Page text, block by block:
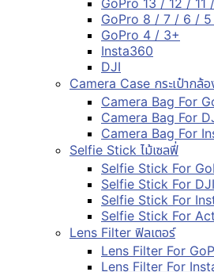
GoPro 13 / 12 / 11
GoPro 8 / 7 / 6 /
GoPro 4 / 3+
Insta360
DJI
Camera Case กระเป๋ากล้อ
Camera Bag For
Camera Bag For
Camera Bag For
Selfie Stick ไม้เซลฟี่
Selfie Stick For
Selfie Stick For DJI
Selfie Stick For
Selfie Stick For
Lens Filter ฟิลเตอร์
Lens Filter For
Lens Filter For